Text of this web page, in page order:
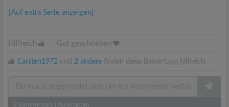
[Auf extra Seite anzeigen]
Hilfreich Gut geschrieben
Carsten1972 und 2 andere finden diese Bewertung hilfreich.
2 Kommentare Ausklappen